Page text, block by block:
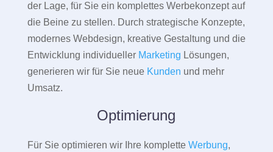
der Lage, für Sie ein komplettes Werbekonzept auf
die Beine zu stellen. Durch strategische Konzepte,
modernes Webdesign, kreative Gestaltung und die
Entwicklung individueller Marketing Lösungen,
generieren wir für Sie neue Kunden und mehr
Umsatz.
Optimierung
Für Sie optimieren wir Ihre komplette Werbung,